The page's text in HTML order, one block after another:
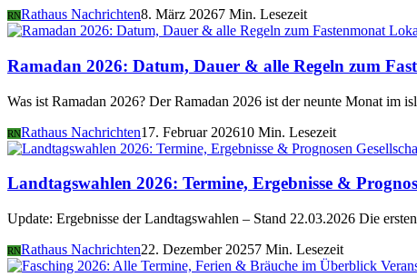
RNRathaus Nachrichten8. März 20267 Min. Lesezeit
Ramadan 2026: Datum, Dauer & alle Regeln zum
Was ist Ramadan 2026? Der Ramadan 2026 ist der neunte Monat
RNRathaus Nachrichten17. Februar 202610 Min. Lesezeit
Landtagswahlen 2026: Termine, Ergebnisse &
Update: Ergebnisse der Landtagswahlen – Stand 22.03.2026 Die
RNRathaus Nachrichten22. Dezember 20257 Min. Lesezeit